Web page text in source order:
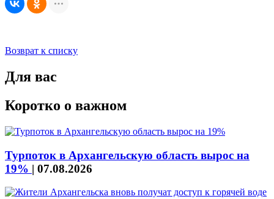
Возврат к списку
Для вас
Коротко о важном
Турпоток в Архангельскую область вырос на
19% | 07.08.2026